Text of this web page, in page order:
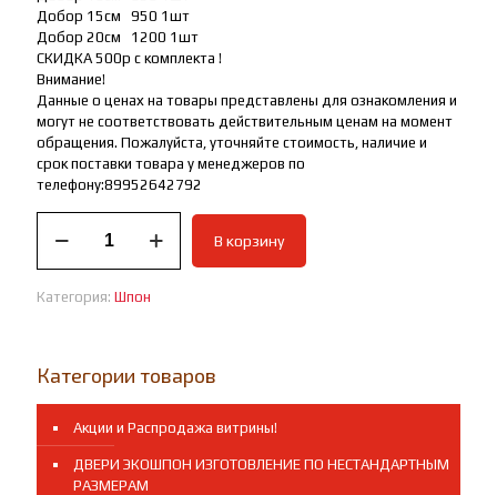
Добор 15см 950 1шт
Добор 20см 1200 1шт
СКИДКА 500р с комплекта !
Внимание!
Данные о ценах на товары представлены для ознакомления и
могут не соответствовать действительным ценам на момент
обращения. Пожалуйста, уточняйте стоимость, наличие и
срок поставки товара у менеджеров по
телефону:89952642792
товара
Леди
лайн
В корзину
Категория: Шпон
Категории товаров
Акции и Распродажа витрины!
ДВЕРИ ЭКОШПОН ИЗГОТОВЛЕНИЕ ПО НЕСТАНДАРТНЫМ
РАЗМЕРАМ